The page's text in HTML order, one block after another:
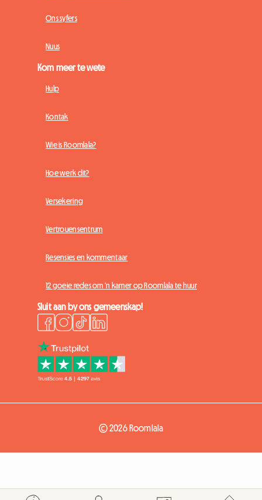
Ons syfers
Nuus
Kom meer te wete
Hulp
Kontak
Wie is Roomlala?
Hoe werk dit?
Versekering
Vertrouensentrum
Resensies en kommentaar
12 goeie redes om 'n kamer op Roomlala te huur
Sluit aan by ons gemeenskap!
© 2026 Roomlala